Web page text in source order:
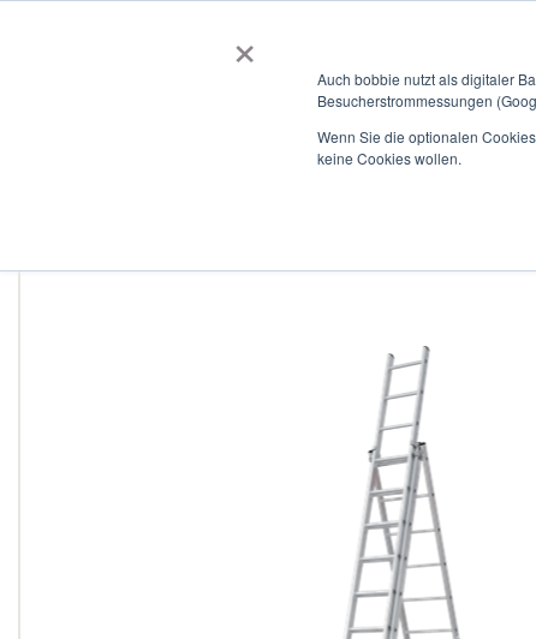
×
Auch bobbie nutzt als digitaler
Besucherstrommessungen
Wenn Sie die optionalen
keine Cookies wollen.
BOBBIEVERSUM
Ende